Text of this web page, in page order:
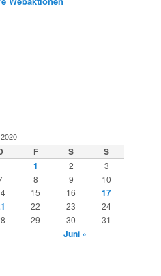
F S
S
1
2
3
8 9 10
15 16 17
22 23 24
29 30 31
Juni »